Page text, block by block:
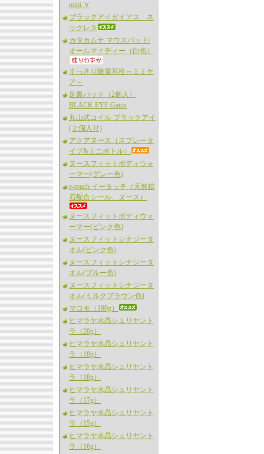
mini Ｖ
ブラックアイガイアス ネ
ックレス
カタカムナ マウスパッド/
オールマイティー（白色）
すっきり除電耳栓～ミミケ
ア～
足裏パッド（2個入）
BLACK EYE Gaius
丸山式コイル ブラックアイ
(２個入り)
アクアヌース（スプレータ
イプ&ミニボトル）
ヌースフィットボディウォ
ーマー(グレー色)
e-touch イータッチ（天然鉱
石配合シール、ヌース）
ヌースフィットボディウォ
ーマー(ピンク色)
ヌースフィットシナジータ
オル(ピンク色)
ヌースフィットシナジータ
オル(ブルー色)
ヌースフィットシナジータ
オル(ミルクブラウン色)
マコモ（190g）
ヒマラヤ水晶シュリヤント
ラ（20g）
ヒマラヤ水晶シュリヤント
ラ（18g）
ヒマラヤ水晶シュリヤント
ラ（18g）
ヒマラヤ水晶シュリヤント
ラ（17g）
ヒマラヤ水晶シュリヤント
ラ（15g）
ヒマラヤ水晶シュリヤント
ラ（16g）